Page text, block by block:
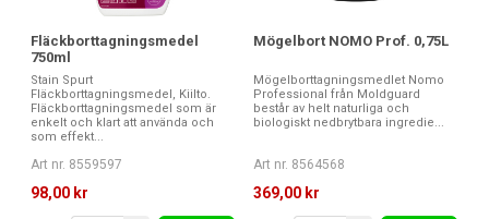
Fläckborttagningsmedel
750ml
Stain Spurt
Fläckborttagningsmedel, Kiilto.
Fläckborttagningsmedel som är
enkelt och klart att använda och
som effekt...
Art nr. 8559597
98,00 kr
Mögelbort NOMO Prof. 0,75L
Mögelborttagningsmedlet Nomo
Professional från Moldguard
består av helt naturliga och
biologiskt nedbrytbara ingredie...
Art nr. 8564568
369,00 kr